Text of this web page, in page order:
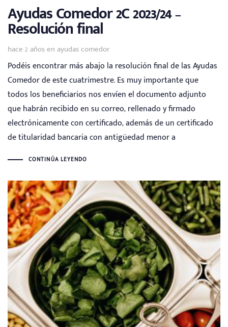
Ayudas Comedor 2C 2023/24 –
Resolución final
hace 2 añosen
Tags ayudas comedor
Podéis encontrar más abajo la resolución final de las Ayudas
Comedor de este cuatrimestre. Es muy importante que
todos los beneficiarios nos envíen el documento adjunto
que habrán recibido en su correo, rellenado y firmado
electrónicamente con certificado, además de un certificado
de titularidad bancaria con antigüedad menor a
CONTINÚA LEYENDO